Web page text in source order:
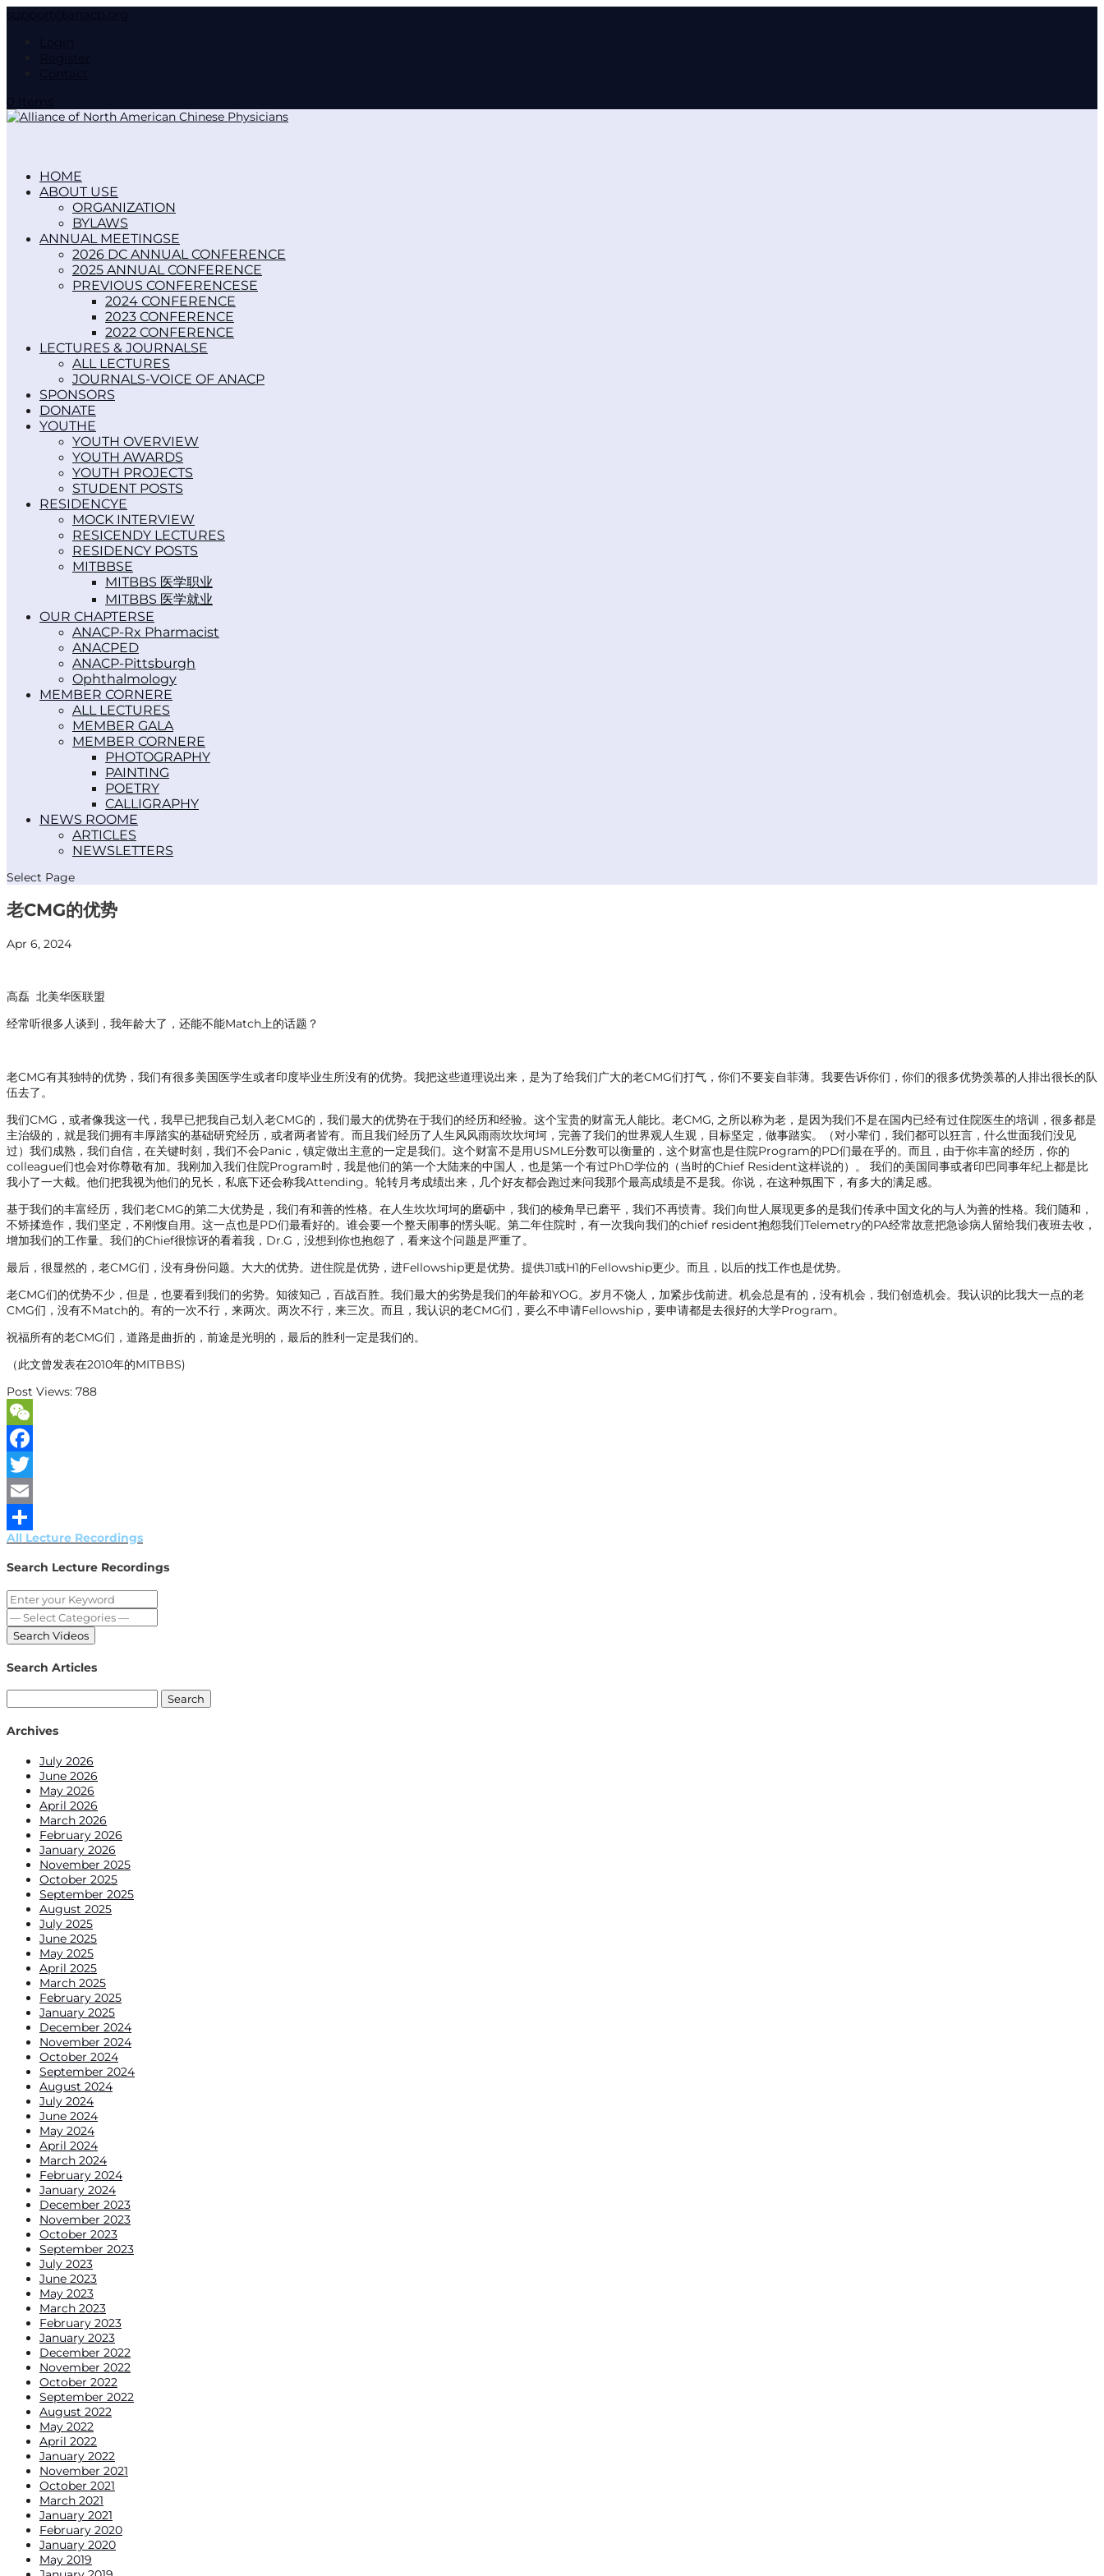
HOME
ABOUT US
ORGANIZATION
BYLAWS
ANNUAL MEETINGS
2026 DC ANNUAL CONFERENCE
2025 ANNUAL CONFERENCE
PREVIOUS CONFERENCES
2024 CONFERENCE
2023 CONFERENCE
2022 CONFERENCE
LECTURES & JOURNALS
ALL LECTURES
JOURNALS-VOICE OF ANACP
SPONSORS
DONATE
YOUTH
YOUTH OVERVIEW
YOUTH AWARDS
YOUTH PROJECTS
STUDENT POSTS
RESIDENCY
MOCK INTERVIEW
RESICENDY LECTURES
RESIDENCY POSTS
MITBBS
MITBBS 医学职业
MITBBS 医学就业
OUR CHAPTERS
ANACP-Rx Pharmacist
ANACPED
ANACP-Pittsburgh
Ophthalmology
MEMBER CORNER
ALL LECTURES
MEMBER GALA
MEMBER CORNER
PHOTOGRAPHY
PAINTING
POETRY
CALLIGRAPHY
NEWS ROOM
ARTICLES
NEWSLETTERS
Select Page
老CMG的优势
Apr 6, 2024
高磊 北美华医联盟
经常听很多人谈到，我年龄大了，还能不能Match上的话题？
老CMG有其独特的优势，我们有很多美国医学生或者印度毕业生所没有的优势。我把这些道理说出来，是为了给我们广大的老CMG们打气，你们不要妄自菲薄。我要告诉你们，你们的很多优势羡慕的人排出很长的队
伍去了。
我们CMG，或者像我这一代，我早已把我自己划入老CMG的，我们最大的优势在于我们的经历和经验。这个宝贵的财富无人能比。老CMG, 之所以称为老，是因为我们不是在国内已经有过住院医生的培训，很多都是
主治级的，就是我们拥有丰厚踏实的基础研究经历，或者两者皆有。而且我们经历了人生风风雨雨坎坎坷坷，完善了我们的世界观人生观，目标坚定，做事踏实。（对小辈们，我们都可以狂言，什么世面我们没见
过）我们成熟，我们自信，在关键时刻，我们不会Panic，镇定做出主意的一定是我们。这个财富不是用USMLE分数可以衡量的，这个财富也是住院Program的PD们最在乎的。而且，由于你丰富的经历，你的
colleague们也会对你尊敬有加。我刚加入我们住院Program时，我是他们的第一个大陆来的中国人，也是第一个有过PhD学位的（当时的Chief Resident这样说的）。 我们的美国同事或者印巴同事年纪上都是比
我小了一大截。他们把我视为他们的兄长，私底下还会称我Attending。轮转月考成绩出来，几个好友都会跑过来问我那个最高成绩是不是我。你说，在这种氛围下，有多大的满足感。
基于我们的丰富经历，我们老CMG的第二大优势是，我们有和善的性格。在人生坎坎坷坷的磨砺中，我们的棱角早已磨平，我们不再愤青。我们向世人展现更多的是我们传承中国文化的与人为善的性格。我们随和，
不矫揉造作，我们坚定，不刚愎自用。这一点也是PD们最看好的。谁会要一个整天闹事的愣头呢。第二年住院时，有一次我向我们的chief resident抱怨我们Telemetry的PA经常故意把急诊病人留给我们夜班去收，
增加我们的工作量。我们的Chief很惊讶的看着我，Dr.G，没想到你也抱怨了，看来这个问题是严重了。
最后，很显然的，老CMG们，没有身份问题。大大的优势。进住院是优势，进Fellowship更是优势。提供J1或H1的Fellowship更少。而且，以后的找工作也是优势。
老CMG们的优势不少，但是，也要看到我们的劣势。知彼知己，百战百胜。我们最大的劣势是我们的年龄和YOG。岁月不饶人，加紧步伐前进。机会总是有的，没有机会，我们创造机会。我认识的比我大一点的老
CMG们，没有不Match的。有的一次不行，来两次。两次不行，来三次。而且，我认识的老CMG们，要么不申请Fellowship，要申请都是去很好的大学Program。
祝福所有的老CMG们，道路是曲折的，前途是光明的，最后的胜利一定是我们的。
（此文曾发表在2010年的MITBBS)
Post Views: 788
WeChat
Facebook
Twitter
Email
Share
All Lecture Recordings
Search Lecture Recordings
Search Articles
for:
Archives
July 2026
June 2026
May 2026
April 2026
March 2026
February 2026
January 2026
November 2025
October 2025
September 2025
August 2025
July 2025
June 2025
May 2025
April 2025
March 2025
February 2025
January 2025
December 2024
November 2024
October 2024
September 2024
August 2024
July 2024
June 2024
May 2024
April 2024
March 2024
February 2024
January 2024
December 2023
November 2023
October 2023
September 2023
July 2023
June 2023
May 2023
March 2023
February 2023
January 2023
December 2022
November 2022
October 2022
September 2022
August 2022
May 2022
April 2022
January 2022
November 2021
October 2021
March 2021
January 2021
February 2020
January 2020
May 2019